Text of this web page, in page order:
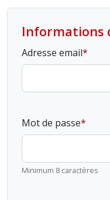
Informations
Adresse email
Mot de passe
Minimum 8 caractères